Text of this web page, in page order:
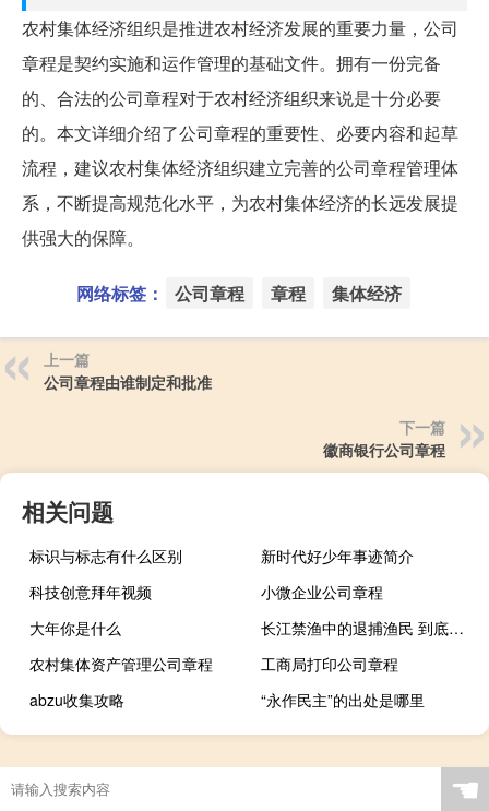
农村集体经济组织是推进农村经济发展的重要力量，公司
章程是契约实施和运作管理的基础文件。拥有一份完备
的、合法的公司章程对于农村经济组织来说是十分必要
的。本文详细介绍了公司章程的重要性、必要内容和起草
流程，建议农村集体经济组织建立完善的公司章程管理体
系，不断提高规范化水平，为农村集体经济的长远发展提
供强大的保障。
网络标签： 公司章程 章程 集体经济
上一篇
公司章程由谁制定和批准
下一篇
徽商银行公司章程
相关问题
标识与标志有什么区别
新时代好少年事迹简介
科技创意拜年视频
小微企业公司章程
大年你是什么
长江禁渔中的退捕渔民 到底什么情况嘞
农村集体资产管理公司章程
工商局打印公司章程
abzu收集攻略
“永作民主”的出处是哪里
☚